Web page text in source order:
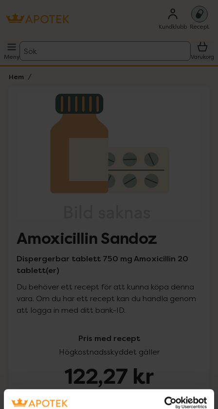
Kundklubb Recept
Meny
Sök
Varukorg
Hem
Lista: . Innehåller 1 objekt.
Amoxicillin Sandoz
Dispergerbar tablett 750 mg Amoxicillin 20
tablett(er)
Du behöver ett recept för att kunna köpa denna
vara. Om du har ett recept kan du handla genom
att logga in med ditt bank-ID.
Pris med recept
Högkostnadsskyddet gäller
122,27 kr